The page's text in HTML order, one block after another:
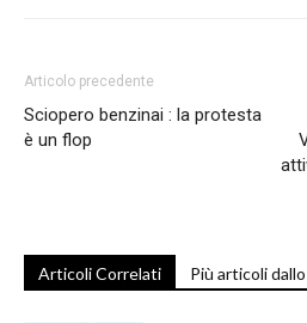
Articolo precedente
Sciopero benzinai : la protesta
è un flop
Articoli Correlati Più articoli